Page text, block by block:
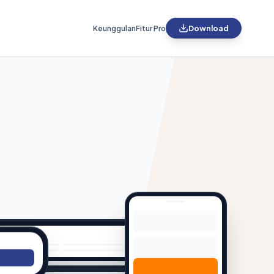
KeunggulanFitur Pro Download